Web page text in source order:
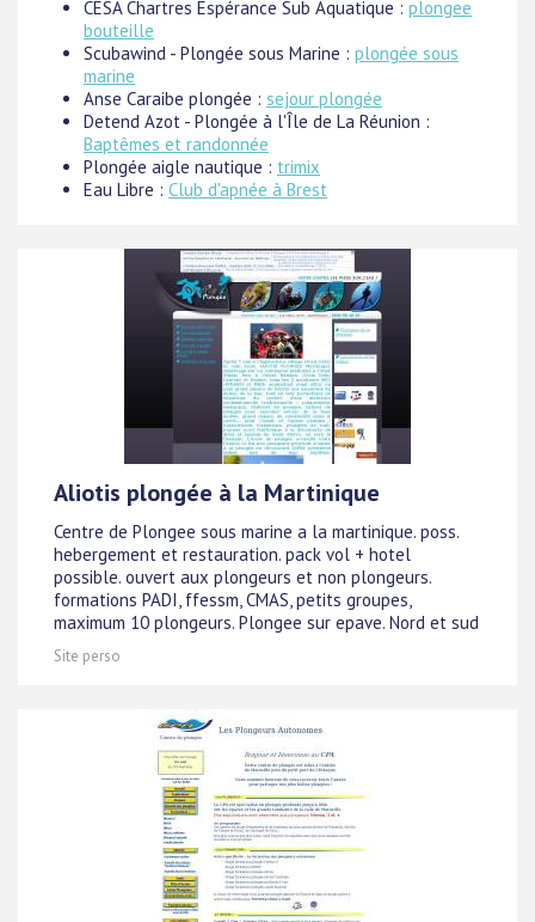
CESA Chartres Espérance Sub Aquatique : plongee
bouteille
Scubawind - Plongée sous Marine : plongée sous
marine
Anse Caraibe plongée : sejour plongée
Detend Azot - Plongée à l'Île de La Réunion :
Baptêmes et randonnée
Plongée aigle nautique : trimix
Eau Libre : Club d'apnée à Brest
Aliotis plongée à la Martinique
Centre de Plongee sous marine a la martinique. poss.
hebergement et restauration. pack vol + hotel
possible. ouvert aux plongeurs et non plongeurs.
formations PADI, ffessm, CMAS, petits groupes,
maximum 10 plongeurs. Plongee sur epave. Nord et sud
Site perso